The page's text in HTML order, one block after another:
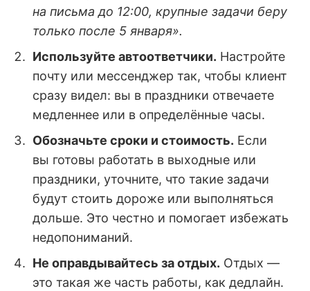
на письма до 12:00, крупные задачи беру
только после 5 января».
Используйте автоответчики. Настройте
почту или мессенджер так, чтобы клиент
сразу видел: вы в праздники отвечаете
медленнее или в определённые часы.
Обозначьте сроки и стоимость. Если
вы готовы работать в выходные или
праздники, уточните, что такие задачи
будут стоить дороже или выполняться
дольше. Это честно и помогает избежать
недопониманий.
Не оправдывайтесь за отдых. Отдых —
это такая же часть работы, как дедлайн.